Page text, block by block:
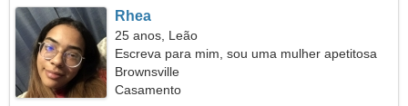
Rhea
25 anos, Leão
Escreva para mim, sou uma mulher apetitosa
Brownsville
Casamento